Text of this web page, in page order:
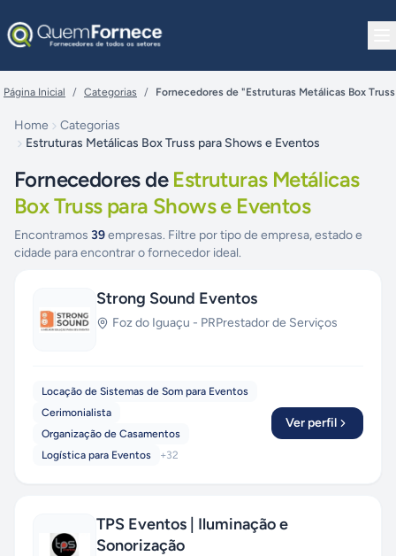
Página Inicial / Categorias / Fornecedores de "Estruturas Metálicas Box
Home
Categorias
Estruturas Metálicas Box Truss para Shows e Eventos
Fornecedores de Estruturas Metálicas
Box Truss para Shows e Eventos
Encontramos 39empresas. Filtre por tipo de empresa, estado e
cidade para encontrar o fornecedor ideal.
Strong Sound Eventos
Foz do Iguaçu - PRPrestador de Serviços
Locação de Sistemas de Som para Eventos
Cerimonialista
Organização de Casamentos
Logística para Eventos
+32
Ver perfil
TPS Eventos | Iluminação e
Sonorização